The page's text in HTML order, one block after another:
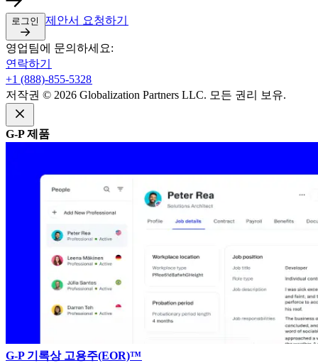
로그인​​ 제안서 요청하기​​
영업팀에 문의하세요:​​
연락하기​​
+1 (888)-855-5328​​
저작권 © 2026 Globalization Partners LLC. 모든 권리 보유.​​
G-P 제품​​
G-P 기록상 고용주(EOR)™​​